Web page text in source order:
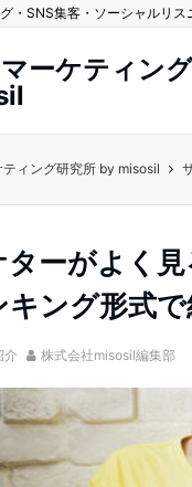
・SNS集客・ソーシャルリ
ーケティン
ィング研究所 by misosil
ターがよく
キング形式
介 株式会社misosil編集部